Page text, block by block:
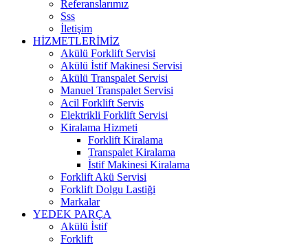
Referanslarımız
Sss
İletişim
HİZMETLERİMİZ
Akülü Forklift Servisi
Akülü İstif Makinesi Servisi
Akülü Transpalet Servisi
Manuel Transpalet Servisi
Acil Forklift Servis
Elektrikli Forklift Servisi
Kiralama Hizmeti
Forklift Kiralama
Transpalet Kiralama
İstif Makinesi Kiralama
Forklift Akü Servisi
Forklift Dolgu Lastiği
Markalar
YEDEK PARÇA
Akülü İstif
Forklift